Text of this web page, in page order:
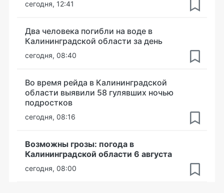
сегодня, 12:41
Два человека погибли на воде в
Калининградской области за день
сегодня, 08:40
Во время рейда в Калининградской
области выявили 58 гулявших ночью
подростков
сегодня, 08:16
Возможны грозы: погода в
Калининградской области 6 августа
сегодня, 08:00